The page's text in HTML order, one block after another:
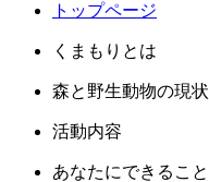
トップページ
くまもりとは
森と野生動物の現状
活動内容
あなたにできること